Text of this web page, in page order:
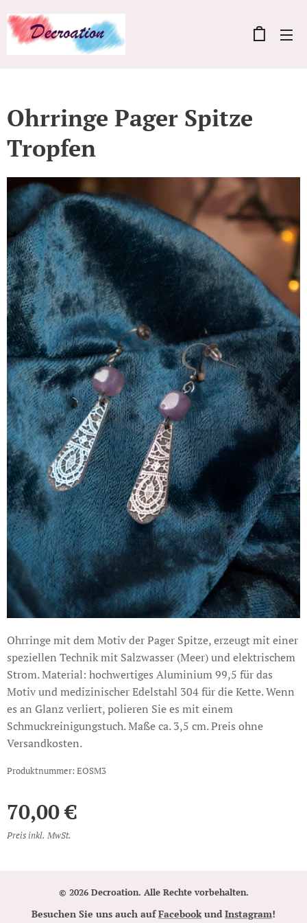
Ohrringe Pager Spitze
Tropfen
Ohrringe mit dem Motiv der Pager Spitze, erzeugt mit einer
speziellen Technik mit Salzwasser (Meer) und elektrischem
Strom. Material: hochwertiges Aluminium 99,5 für das
Motiv und medizinischer Edelstahl 304 für die Kette. Wenn
es an Glanz verliert, polieren Sie es mit einem
Schmuckreinigungstuch. Maße ca. 3,5 cm. Preis ohne
Versandkosten.
Produktnummer: EOSM3
70,00€
Preis inkl. MwSt.
© 2026 Decroation. Alle Rechte vorbehalten.
Besuchen Sie uns auch aufFacebookundInstagram!